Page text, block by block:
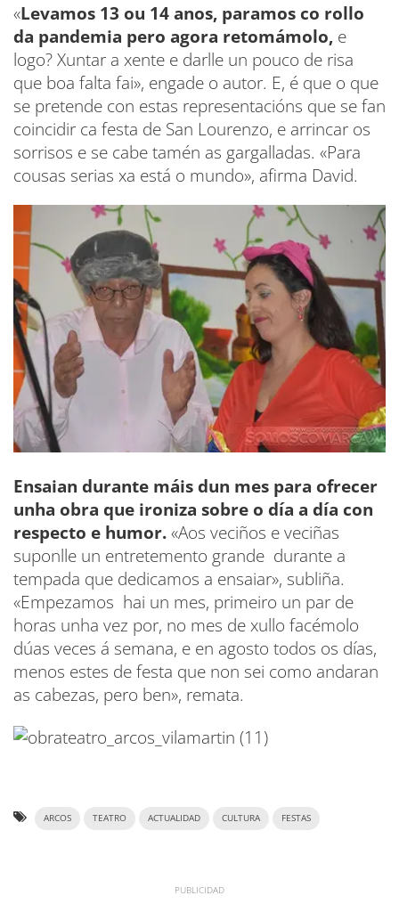
«Levamos 13 ou 14 anos, paramos co rollo
da pandemia pero agora retomámolo, e
logo? Xuntar a xente e darlle un pouco de risa
que boa falta fai», engade o autor. E, é que o que
se pretende con estas representacións que se fan
coincidir ca festa de San Lourenzo, e arrincar os
sorrisos e se cabe tamén as gargalladas. «Para
cousas serias xa está o mundo», afirma David.
Ensaian durante máis dun mes para ofrecer
unha obra que ironiza sobre o día a día con
respecto e humor.«Aos veciños e veciñas
suponlle un entretemento grande durante a
tempada que dedicamos a ensaiar», subliña.
«Empezamos hai un mes, primeiro un par de
horas unha vez por, no mes de xullo facémolo
dúas veces á semana, e en agosto todos os días,
menos estes de festa que non sei como andaran
as cabezas, pero ben», remata.
ARCOS TEATRO ACTUALIDAD CULTURA FESTAS